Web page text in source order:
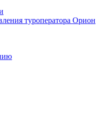
туроператора Орион